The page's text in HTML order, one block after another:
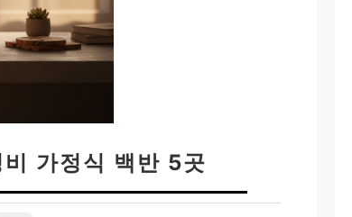
가정식 백반 5곳